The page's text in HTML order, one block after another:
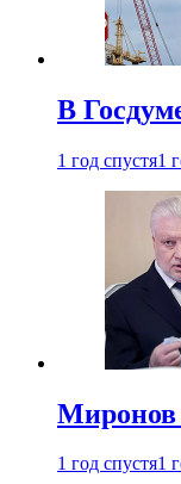
В
1 год спустя1
Миронов
1 год спустя1